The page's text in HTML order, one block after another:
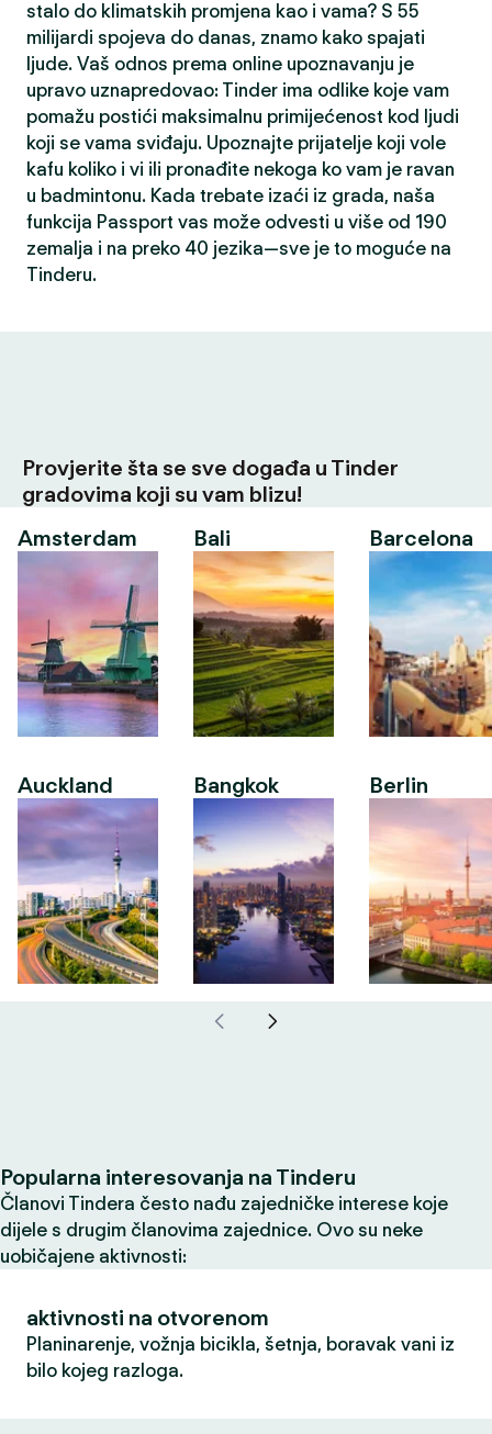
stalo do klimatskih promjena kao i vama? S 55
milijardi spojeva do danas, znamo kako spajati
ljude. Vaš odnos prema online upoznavanju je
upravo uznapredovao: Tinder ima odlike koje vam
pomažu postići maksimalnu primijećenost kod ljudi
koji se vama sviđaju. Upoznajte prijatelje koji vole
kafu koliko i vi ili pronađite nekoga ko vam je ravan
u badmintonu. Kada trebate izaći iz grada, naša
funkcija Passport vas može odvesti u više od 190
zemalja i na preko 40 jezika—sve je to moguće na
Tinderu.
Provjerite šta se sve događa u Tinder
gradovima koji su vam blizu!
Amsterdam
Auckland
Bali
Bangkok
Barcelona
Berlin
Popularna interesovanja na Tinderu
Članovi Tindera često nađu zajedničke interese koje
dijele s drugim članovima zajednice. Ovo su neke
uobičajene aktivnosti:
aktivnosti na otvorenom
Planinarenje, vožnja bicikla, šetnja, boravak vani iz
bilo kojeg razloga.